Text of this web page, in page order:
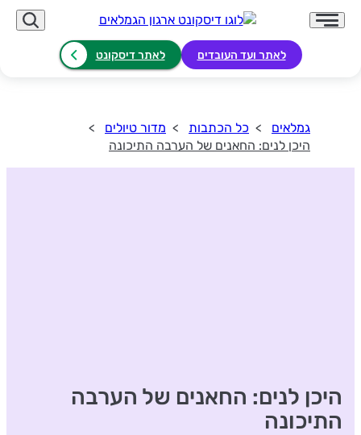
לאתר ועד העובדים לאתר דיסקונט
גמלאים כל הכתבות
מדור טיולים
היכן לנים: החאנים של הערבה התיכונה
היכן לנים: החאנים של הערבה
התיכונה